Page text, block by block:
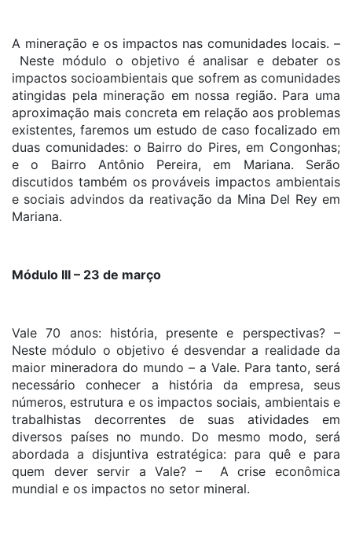
A mineração e os impactos nas comunidades locais. –
Neste módulo o objetivo é analisar e debater os
impactos socioambientais que sofrem as comunidades
atingidas pela mineração em nossa região. Para uma
aproximação mais concreta em relação aos problemas
existentes, faremos um estudo de caso focalizado em
duas comunidades: o Bairro do Pires, em Congonhas;
e o Bairro Antônio Pereira, em Mariana. Serão
discutidos também os prováveis impactos ambientais
e sociais advindos da reativação da Mina Del Rey em
Mariana.
Módulo III – 23 de março
Vale 70 anos: história, presente e perspectivas? –
Neste módulo o objetivo é desvendar a realidade da
maior mineradora do mundo – a Vale. Para tanto, será
necessário conhecer a história da empresa, seus
números, estrutura e os impactos sociais, ambientais e
trabalhistas decorrentes de suas atividades em
diversos países no mundo. Do mesmo modo, será
abordada a disjuntiva estratégica: para quê e para
quem dever servir a Vale? – A crise econômica
mundial e os impactos no setor mineral.